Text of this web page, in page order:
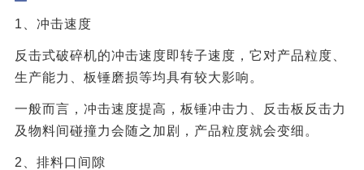
1、冲击速度
反击式破碎机的冲击速度即转子速度，它对产品粒度、
生产能力、板锤磨损等均具有较大影响。
一般而言，冲击速度提高，板锤冲击力、反击板反击力
及物料间碰撞力会随之加剧，产品粒度就会变细。
2、排料口间隙